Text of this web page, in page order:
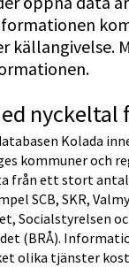
källangivelse.
nyckeltal
Kolada
kommuner och
från ett stort
SCB, SKR,
Socialstyrelsen
(BRÅ).
olika tjänster